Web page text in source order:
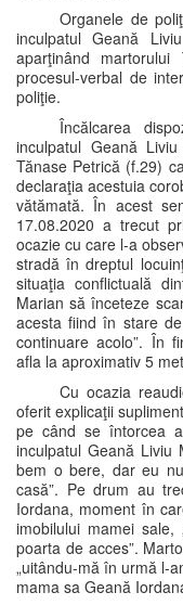
Organele de
inculpatul Geană
aparţinând
procesul-verbal de
poliţie.
Încălcarea
inculpatul Geană
Tănase Petrică (f.29)
declaraţia acestuia
vătămată. În acest
17.08.2020 a trecut
ocazie cu care l-a
stradă în dreptul
situaţia conflictuală
Marian să înceteze
acesta fiind în stare
continuare acolo”. În
afla la aproximativ 5
Cu ocazia
oferit explicaţii
pe când se întorcea
inculpatul Geană Liviu
bem o bere, dar eu
casă”. Pe drum au
Iordana, moment în
imobilului mamei
poarta de acces”.
„uitându-mă în urmă l-
mama sa Geană